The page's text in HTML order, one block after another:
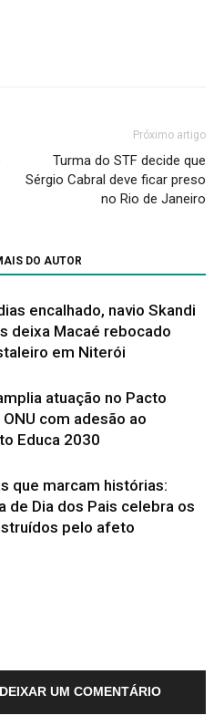
Próximo artigo
Turma do STF decide que
Sérgio Cabral deve ficar preso
no Rio de Janeiro
DO AUTOR
encalhado, navio Skandi
deixa Macaé rebocado
em Niterói
atuação no Pacto
com adesão ao
Educa 2030
que marcam histórias:
de Dia dos Pais celebra os
pelo afeto
UM COMENTÁRIO